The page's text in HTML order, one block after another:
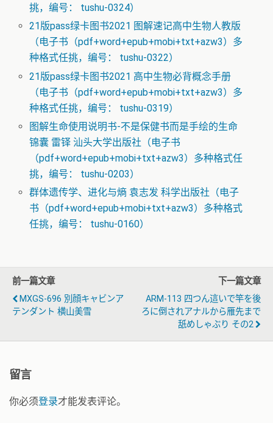
挑，编号： tushu-0324）
21版pass绿卡图书2021 图解速记高中生物人教版
（电子书（pdf+word+epub+mobi+txt+azw3）多
种格式任挑，编号： tushu-0322）
21版pass绿卡图书2021 高中生物必背概念手册
（电子书（pdf+word+epub+mobi+txt+azw3）多
种格式任挑，编号： tushu-0319）
图解生命使用说明书-不是保健书而是手绘的生命
锦囊 雷铎 汕头大学出版社（电子书
（pdf+word+epub+mobi+txt+azw3）多种格式任
挑，编号： tushu-0203）
群体遗传学、进化与熵 袁志发 科学出版社（电子
书（pdf+word+epub+mobi+txt+azw3）多种格式
任挑，编号： tushu-0160）
前一篇文章
MXGS-696 別顔キャビンア
テンダント 横山美雪
下一篇文章
ARM-113 四つん這いで竿を後
ろに倒されアナルから雁先まで
舐めしゃぶり その2
留言
你必须登录才能发表评论。